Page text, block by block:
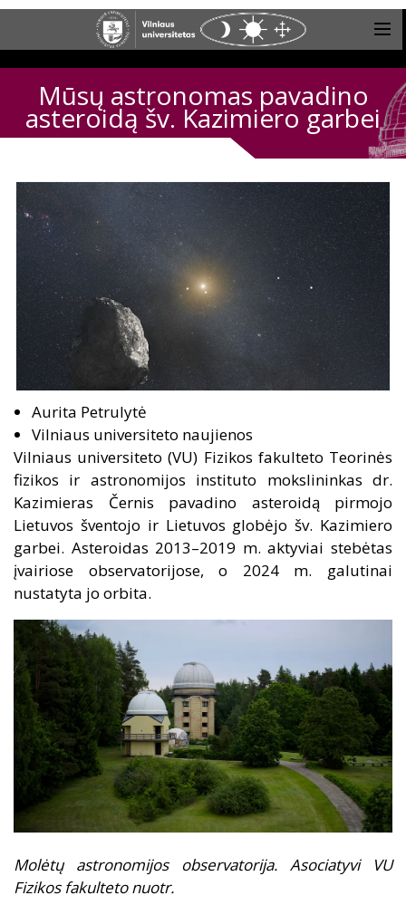
Mūsų astronomas pavadino
asteroidą šv. Kazimiero garbei
Aurita Petrulytė
Vilniaus universiteto naujienos
Vilniaus universiteto (VU) Fizikos fakulteto Teorinės
fizikos ir astronomijos instituto mokslininkas dr.
Kazimieras Černis pavadino asteroidą pirmojo
Lietuvos šventojo ir Lietuvos globėjo šv. Kazimiero
garbei. Asteroidas 2013–2019 m. aktyviai stebėtas
įvairiose observatorijose, o 2024 m. galutinai
nustatyta jo orbita.
Molėtų astronomijos observatorija. Asociatyvi VU
Fizikos fakulteto nuotr.